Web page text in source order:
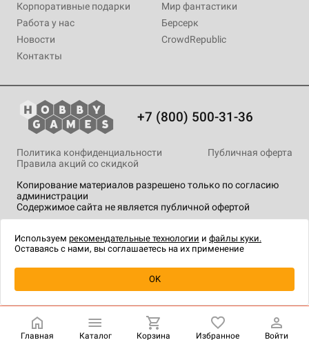
Уведомить о наличии
Корпоративные подарки
Работа у нас
Новости
Контакты
Мир фантастики
Берсерк
CrowdRepublic
+7 (800) 500-31-36
Копирование материалов разрешено только по согласию
администрации
Содержимое сайта не является публичной офертой
Политика конфиденциальности
Публичная оферта
Правила акций со скидкой
технологии.
Главная Каталог Корзина Избранное Войти
Используем рекомендательные технологии и файлы куки.
Оставаясь с нами, вы соглашаетесь на их применение
OK